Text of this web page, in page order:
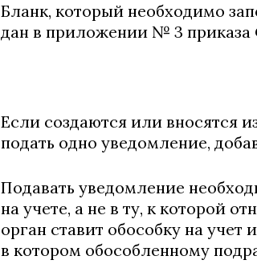
Бланк, который необходимо
дан в приложении № 3
Если создаются или вносятся
подать одно уведомление,
Подавать уведомление
на учете, а не в ту, к которой
орган ставит обособку на
в котором обособленному